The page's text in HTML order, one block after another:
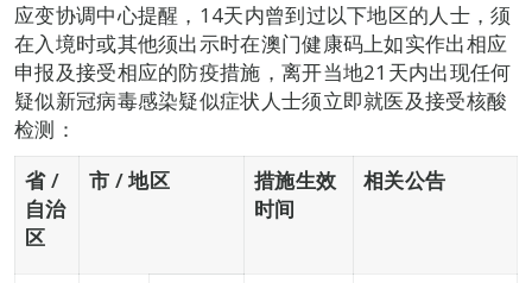
应变协调中心提醒，14天内曾到过以下地区的人士，须
在入境时或其他须出示时在澳门健康码上如实作出相应
申报及接受相应的防疫措施，离开当地21天内出现任何
疑似新冠病毒感染疑似症状人士须立即就医及接受核酸
检测：
省 /
自治
区
市 / 地区
措施生效
时间
相关公告